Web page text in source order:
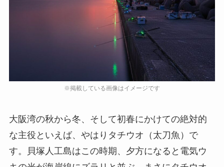
大阪湾の秋から冬、そして初春にかけての絶対的
な主役といえば、やはりタチウオ（太刀魚）で
す。貝塚人工島はこの時期、夕方になると電気ウ